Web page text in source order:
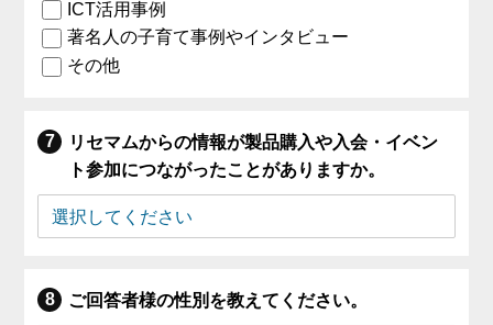
ICT活用事例
著名人の子育て事例やインタビュー
その他
リセマムからの情報が製品購入や入会・イベン
ト参加につながったことがありますか。
ご回答者様の性別を教えてください。